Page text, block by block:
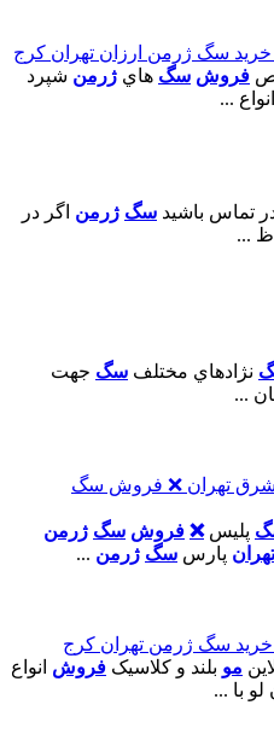
سگ ژرمن ارزان تهران کرج
فروش سگ هاي ژرمن شپرد
انواع ...
در تماس باشيد سگ ژرمن اگر در
...
نژادهاي مختلف سگ جهت
...
تهران ❌ فروش سگ
پليس❌ فروش سگ ژرمن
تهران پارس سگ ژرمن ...
سگ ژرمن تهران کرج
مو بلند و کلاسيک فروش انواع
با ...